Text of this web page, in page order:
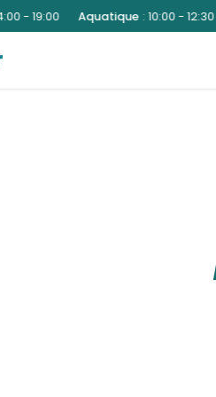
Aquatique:10:00 - 12:30 et